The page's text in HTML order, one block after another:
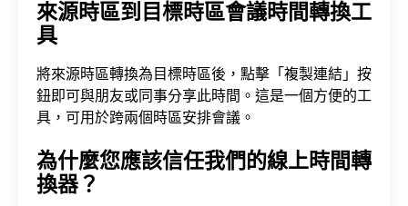
來源時區到目標時區會議時間轉換工
具
將來源時區轉換為目標時區後，點擊「複製連結」按
鈕即可與朋友或同事分享此時間。這是一個方便的工
具，可用於跨兩個時區安排會議。
為什麼您應該信任我們的線上時間轉
換器？